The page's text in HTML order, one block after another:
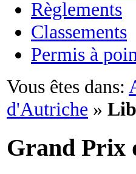
Règlements
Classements
Permis à
Vous êtes dans:
d'Autriche »
Grand Prix